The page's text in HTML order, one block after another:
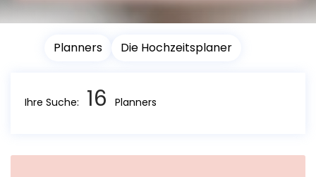
Planners Die Hochzeitsplaner
Ihre Suche: 16 Planners